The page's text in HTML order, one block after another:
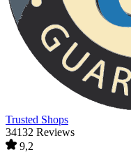
Trusted Shops
34132 Reviews
9,2